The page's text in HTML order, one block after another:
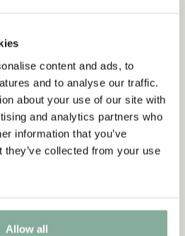
content and ads, to
and to analyse our traffic.
about your use of our site with
and analytics partners who
information that you’ve
they’ve collected from your use
Allow all
behöver du ta emot
den vara eller de varor du vill
.
vårareturvillkor.
godis. Vi godkänner inte heller retur
förpackningen har brutits eller